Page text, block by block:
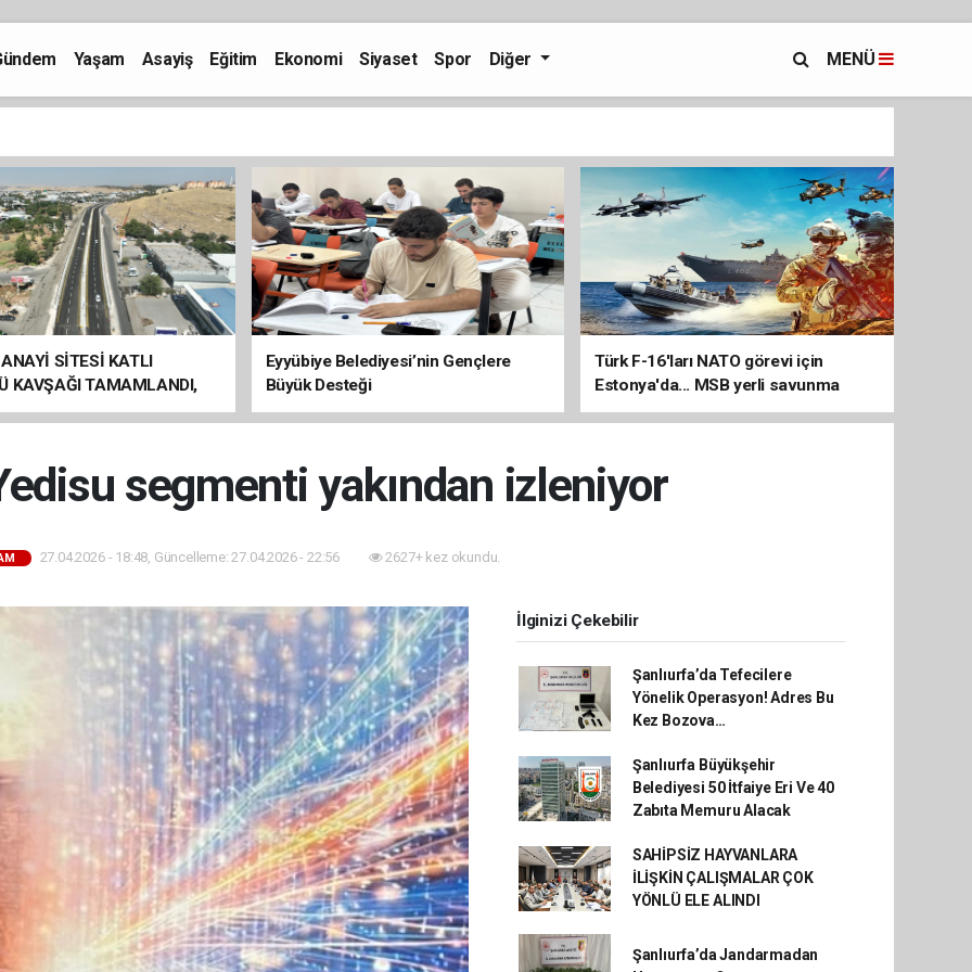
Yaşam Asayiş Eğitim Ekonomi Siyaset Spor Diğer MENÜ
SİTESİ KATLI
KAVŞAĞI TAMAMLANDI,
BAŞLADI
Eyyübiye Belediyesi’nin Gençlere
Büyük Desteği
Türk F-16'ları NATO görevi için
Estonya'da... MSB yerli savunma
sistemleriyle güçleniyor
segmenti yakından izleniyor
27.04.2026 - 18:48, Güncelleme: 27.04.2026 - 22:56 2627+ kez okundu.
İlginizi Çekebilir
Şanlıurfa’da Tefecilere
Yönelik Operasyon! Adres Bu
Kez Bozova…
Şanlıurfa Büyükşehir
Belediyesi 50 İtfaiye Eri Ve 40
Zabıta Memuru Alacak
SAHİPSİZ HAYVANLARA
İLİŞKİN ÇALIŞMALAR ÇOK
YÖNLÜ ELE ALINDI
Şanlıurfa’da Jandarmadan